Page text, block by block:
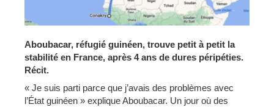
Aboubacar, réfugié guinéen, trouve petit à petit la
stabilité en France, après 4 ans de dures péripéties.
Récit.
« Je suis parti parce que j’avais des problèmes avec
l’État guinéen » explique Aboubacar. Un jour où des